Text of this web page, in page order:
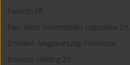
Eastinfo Kft.
East-West Intermodiális Logisztikai Zrt.
Emirates Magyarországi Fióktelepe
Envirotis Holding Zrt.